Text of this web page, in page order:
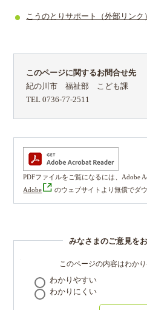
こうのとりサポート（外部リンク
このページに関するお問合せ先
紀の川市 福祉部 こども課
TEL 0736-77-2511
PDFファイルをご覧になるには、Adobe
Adobe
のウェブサイトより無償でダ
みなさまのご意見を
このページの内容はわか
わかりやすい
わかりにくい